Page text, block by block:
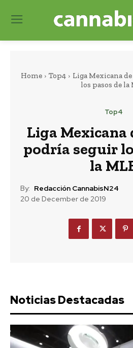
Home Top4
Liga Mexicana
los pasos de la
Top4
Liga Mexicana
podría seguir
la
By: Redacción CannabisN24
20 de December de 2019
Noticias Destacadas